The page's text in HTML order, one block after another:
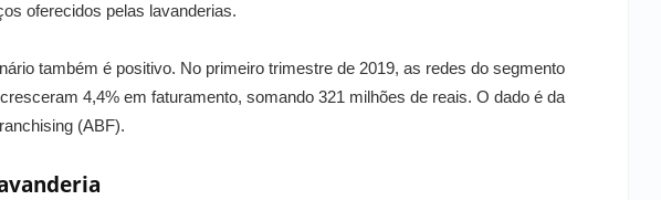
oferecidos pelas lavanderias.
também é positivo. No primeiro trimestre de 2019, as redes do segmento
4,4% em faturamento, somando 321 milhões de reais. O dado é da
(ABF).